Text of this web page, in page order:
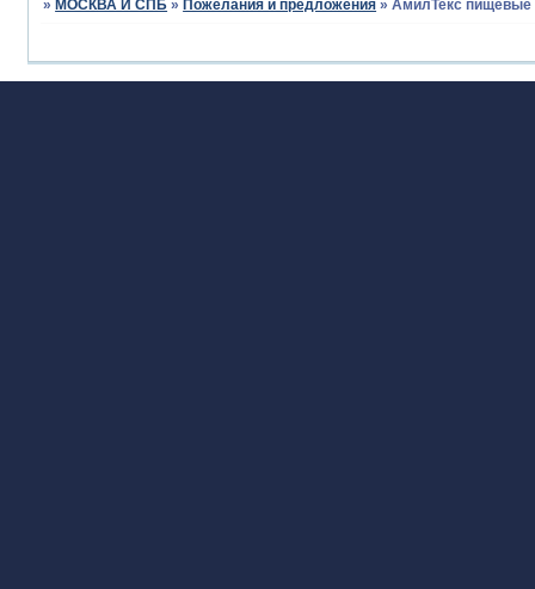
»МОСКВА И СПБ »Пожелания и предложения »АмилТекс пищевые